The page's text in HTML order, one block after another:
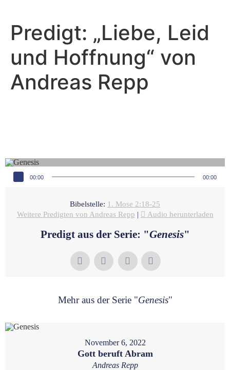
Predigt: „Liebe, Leid
und Hoffnung“ von
Andreas Repp
Audio-Player
00:00 00:00
Bibelstelle: 1. Mose 2:18-25
Weitere Predigten von Andreas Repp | Audio herunterladen
Predigt aus der Serie: "Genesis"
Mehr aus der Serie "Genesis"
November 6, 2022
Gott beruft Abram
Andreas Repp